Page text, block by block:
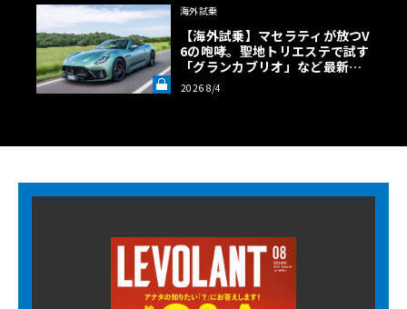
海外試乗
【海外試乗】マセラティが放つV
6の咆哮。聖地トリエステで試す
「グランカブリオ」など最新ト
ロフェオ3台の官能評価《LE VO
LANT LAB》
2026 8/4